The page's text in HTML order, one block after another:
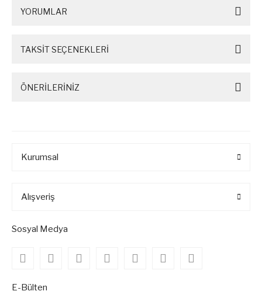
YORUMLAR
TAKSİT SEÇENEKLERİ
ÖNERİLERİNİZ
Kurumsal
Alışveriş
Sosyal Medya
E-Bülten